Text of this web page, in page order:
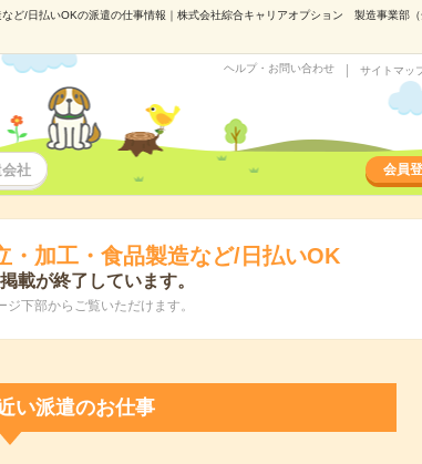
ど/日払いOKの派遣の仕事情報｜株式会社綜合キャリアオプション 製造事業部（
ヘルプ・お問い合わせ サイトマッ
社 会員
・加工・食品製造など/日払いOK
載が終了しています。
下部からご覧いただけます。
い派遣のお仕事